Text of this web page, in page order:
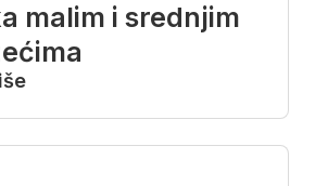
malim i srednjim